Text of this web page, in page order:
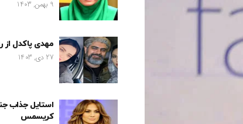
9 بهمن, 1403
مهدی پاکدل از
27 دی, 1403
استایل جذاب
کریسمس